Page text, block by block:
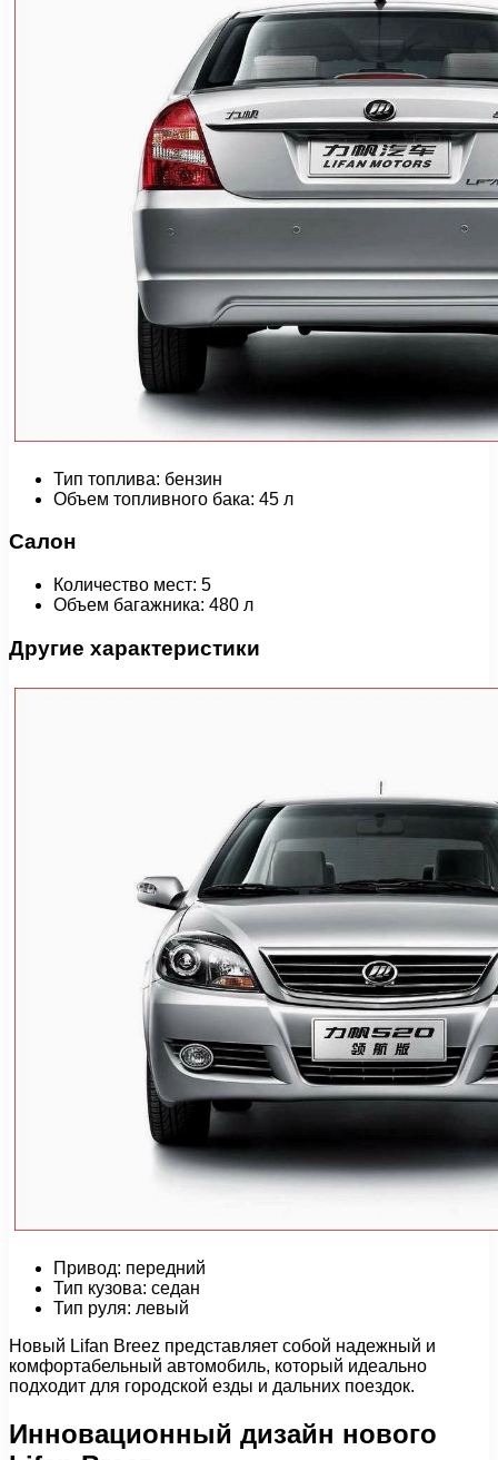
Тип топлива: бензин
Объем топливного бака: 45 л
Салон
Количество мест: 5
Объем багажника: 480 л
Другие характеристики
Привод: передний
Тип кузова: седан
Тип руля: левый
Новый Lifan Breez представляет собой надежный и
комфортабельный автомобиль, который идеально
подходит для городской езды и дальних поездок.
Инновационный дизайн нового